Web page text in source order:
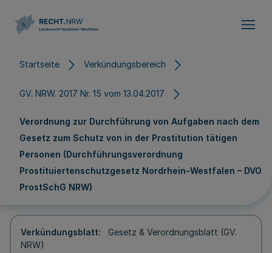
Startseite Verkündungsbereich
GV. NRW. 2017 Nr. 15 vom 13.04.2017
Verordnung zur Durchführung von Aufgaben nach dem
Gesetz zum Schutz von in der Prostitution tätigen
Personen (Durchführungsverordnung
Prostituiertenschutzgesetz Nordrhein-Westfalen – DVO
ProstSchG NRW)
Verkündungsblatt
Gesetz & Verordnungsblatt (GV.
NRW)